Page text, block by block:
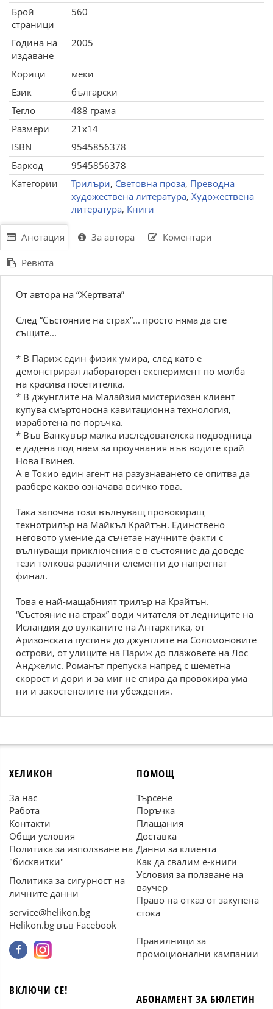
Брой
страници
560
Година на
издаване
2005
Корици
меки
Език
български
Тегло
488 грама
Размери
21x14
ISBN
9545856378
Баркод
9545856378
Категории
Трилъри, Световна проза, Преводна
художествена литература, Художествена
литература, Книги
Анотация За автора Коментари
Ревюта
От автора на “Жертвата”
След “Състояние на страх”... просто няма да сте
същите...
* В Париж един физик умира, след като е
демонстрирал лабораторен експеримент по молба
на красива посетителка.
* В джунглите на Малайзия мистериозен клиент
купува смъртоносна кавитационна технология,
изработена по поръчка.
* Във Ванкувър малка изследователска подводница
е дадена под наем за проучвания във водите край
Нова Гвинея.
А в Токио един агент на разузнаването се опитва да
разбере какво означава всичко това.
Така започва този вълнуващ провокиращ
технотрилър на Майкъл Крайтън. Единствено
неговото умение да съчетае научните факти с
вълнуващи приключения е в състояние да доведе
тези толкова различни елементи до напрегнат
финал.
Това е най-мащабният трилър на Крайтън.
“Състояние на страх” води читателя от ледниците на
Исландия до вулканите на Антарктика, от
Аризонската пустиня до джунглите на Соломоновите
острови, от улиците на Париж до плажовете на Лос
Анджелис. Романът препуска напред с шеметна
скорост и дори и за миг не спира да провокира ума
ни и закостенелите ни убеждения.
ХЕЛИКОН
За нас
Работа
Контакти
Общи условия
Политика за използване на
"бисквитки"
Политика за сигурност на
личните данни
service@helikon.bg
Helikon.bg във Facebook
ПОМОЩ
Търсене
Поръчка
Плащания
Доставка
Данни за клиента
Как да свалим е-книги
Условия за ползване на
ваучер
Право на отказ от закупена
стока
Правилници за
промоционални кампании
ВКЛЮЧИ СЕ!
АБОНАМЕНТ ЗА БЮЛЕТИН